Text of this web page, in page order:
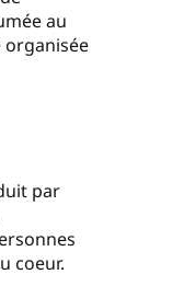
au
organisée
par
coeur.